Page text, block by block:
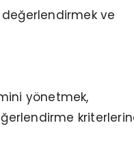
ve
yönetmek,